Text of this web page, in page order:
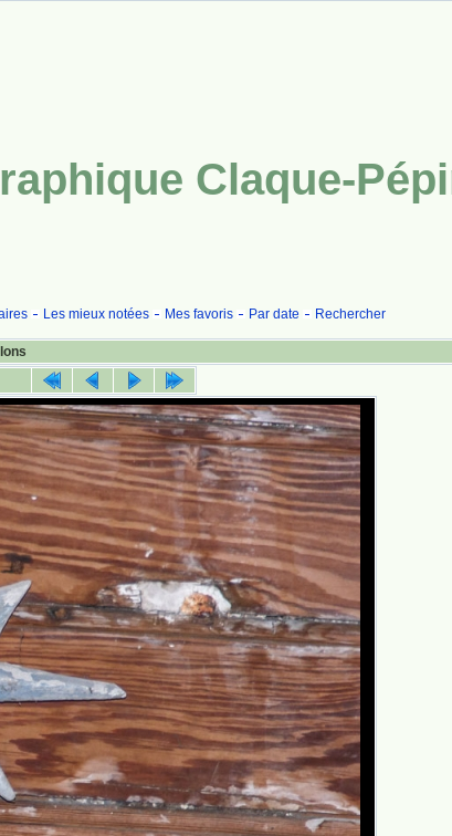
Claque-
Les mieux notées Mes favoris Par date Rechercher